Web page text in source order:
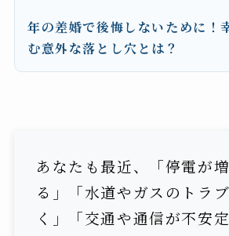
年の差婚で後悔しないために！
む意外な落とし穴とは？
あなたも最近、「停電が
る」「水道やガスのトラ
く」「交通や通信が不安